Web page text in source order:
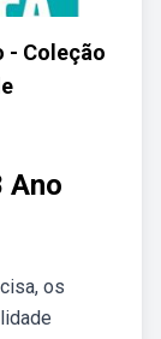
- Coleção
Ano
os